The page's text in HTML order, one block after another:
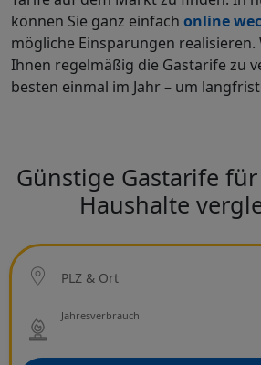
können Sie ganz einfach online
mögliche Einsparungen realisieren.
Ihnen regelmäßig die Gastarife zu
besten einmal im Jahr – um
Günstige Gastarife
Haushalte
PLZ & Ort
Ort
Netzbetreiber
Jahresverbrauch